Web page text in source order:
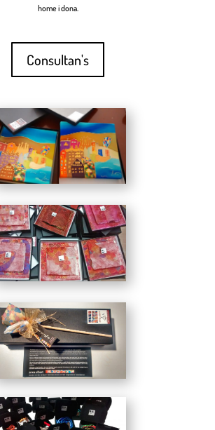
home i dona.
Consultan's